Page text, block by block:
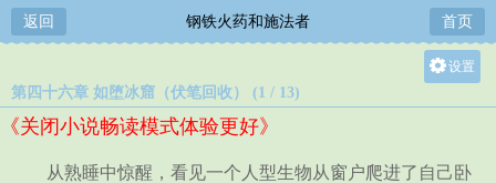
返回 钢铁火药和施法者 首页
设置
中
第四十六章 如堕冰窟（伏笔回收） (1 / 13)
《关闭小说畅读模式体验更好》
从熟睡中惊醒，看见一个人型生物从窗户爬进了自己卧